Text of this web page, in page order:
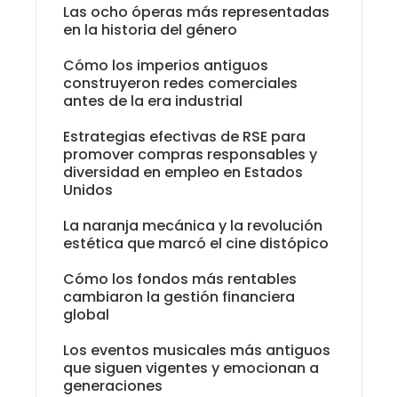
Las ocho óperas más representadas
en la historia del género
Cómo los imperios antiguos
construyeron redes comerciales
antes de la era industrial
Estrategias efectivas de RSE para
promover compras responsables y
diversidad en empleo en Estados
Unidos
La naranja mecánica y la revolución
estética que marcó el cine distópico
Cómo los fondos más rentables
cambiaron la gestión financiera
global
Los eventos musicales más antiguos
que siguen vigentes y emocionan a
generaciones